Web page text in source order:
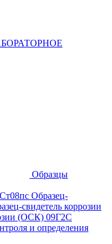
Образцы
Образец-
свидетель коррозии
(ОСК) 09Г2С
и определения